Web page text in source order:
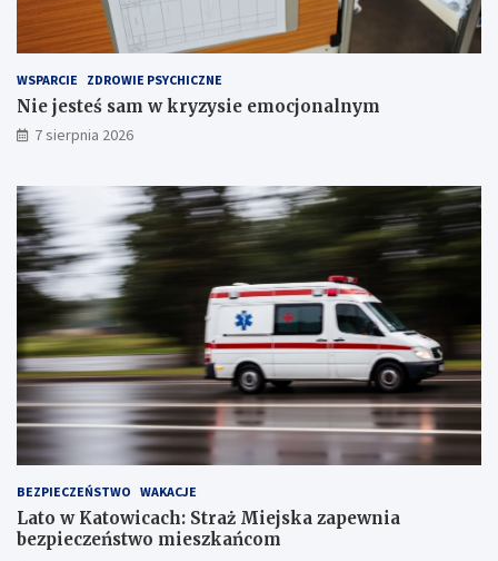
r
c
h
S
w
ó
w
!
WSPARCIE ZDROWIE PSYCHICZNE
Nie jesteś sam w kryzysie emocjonalnym
7 sierpnia 2026
BEZPIECZEŃSTWO WAKACJE
Lato w Katowicach: Straż Miejska zapewnia
bezpieczeństwo mieszkańcom